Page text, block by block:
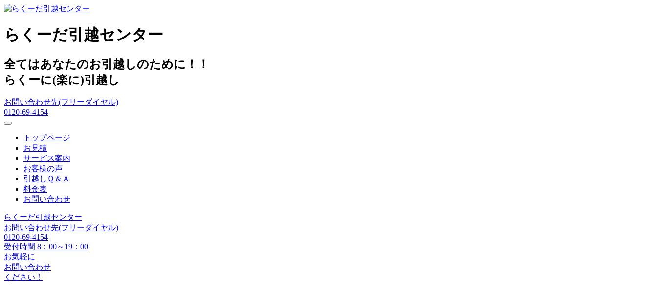
らくーだ引越センター
全てはあなたのお引越しのために！！
らくーに(楽に)引越し
お問い合わせ先(フリーダイヤル)
0120-69-4154
トップページ
お見積
サービス案内
お客様の声
引越しＱ＆Ａ
料金表
お問い合わせ
らくーだ引越センター
お問い合わせ先(フリーダイヤル)
0120-69-4154
受付時間 8：00～19：00
お気軽に
お問い合わせ
ください！